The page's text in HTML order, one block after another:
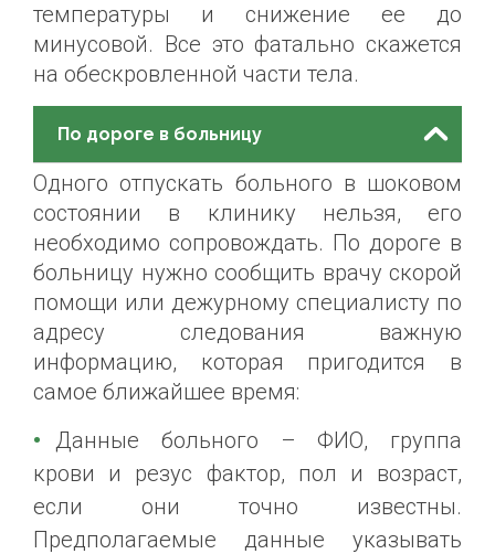
температуры и снижение ее до
минусовой. Все это фатально скажется
на обескровленной части тела.
По дороге в больницу
Одного отпускать больного в шоковом
состоянии в клинику нельзя, его
необходимо сопровождать. По дороге в
больницу нужно сообщить врачу скорой
помощи или дежурному специалисту по
адресу следования важную
информацию, которая пригодится в
самое ближайшее время:
Данные больного – ФИО, группа
крови и резус фактор, пол и возраст,
если они точно известны.
Предполагаемые данные указывать